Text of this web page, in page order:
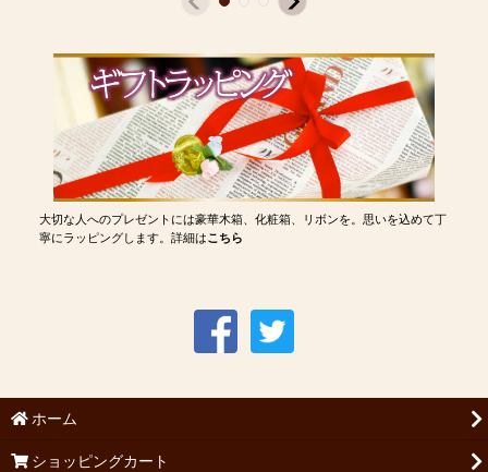
大切な人へのプレゼントには豪華木箱、化粧箱、リボンを。思いを込めて丁
寧にラッピングします。詳細はこちら
ホーム
ショッピングカート